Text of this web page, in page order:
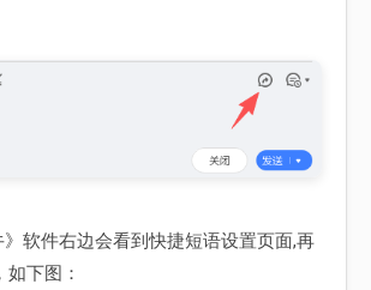
软件右边会看到快捷短语设置页面,再
下图：